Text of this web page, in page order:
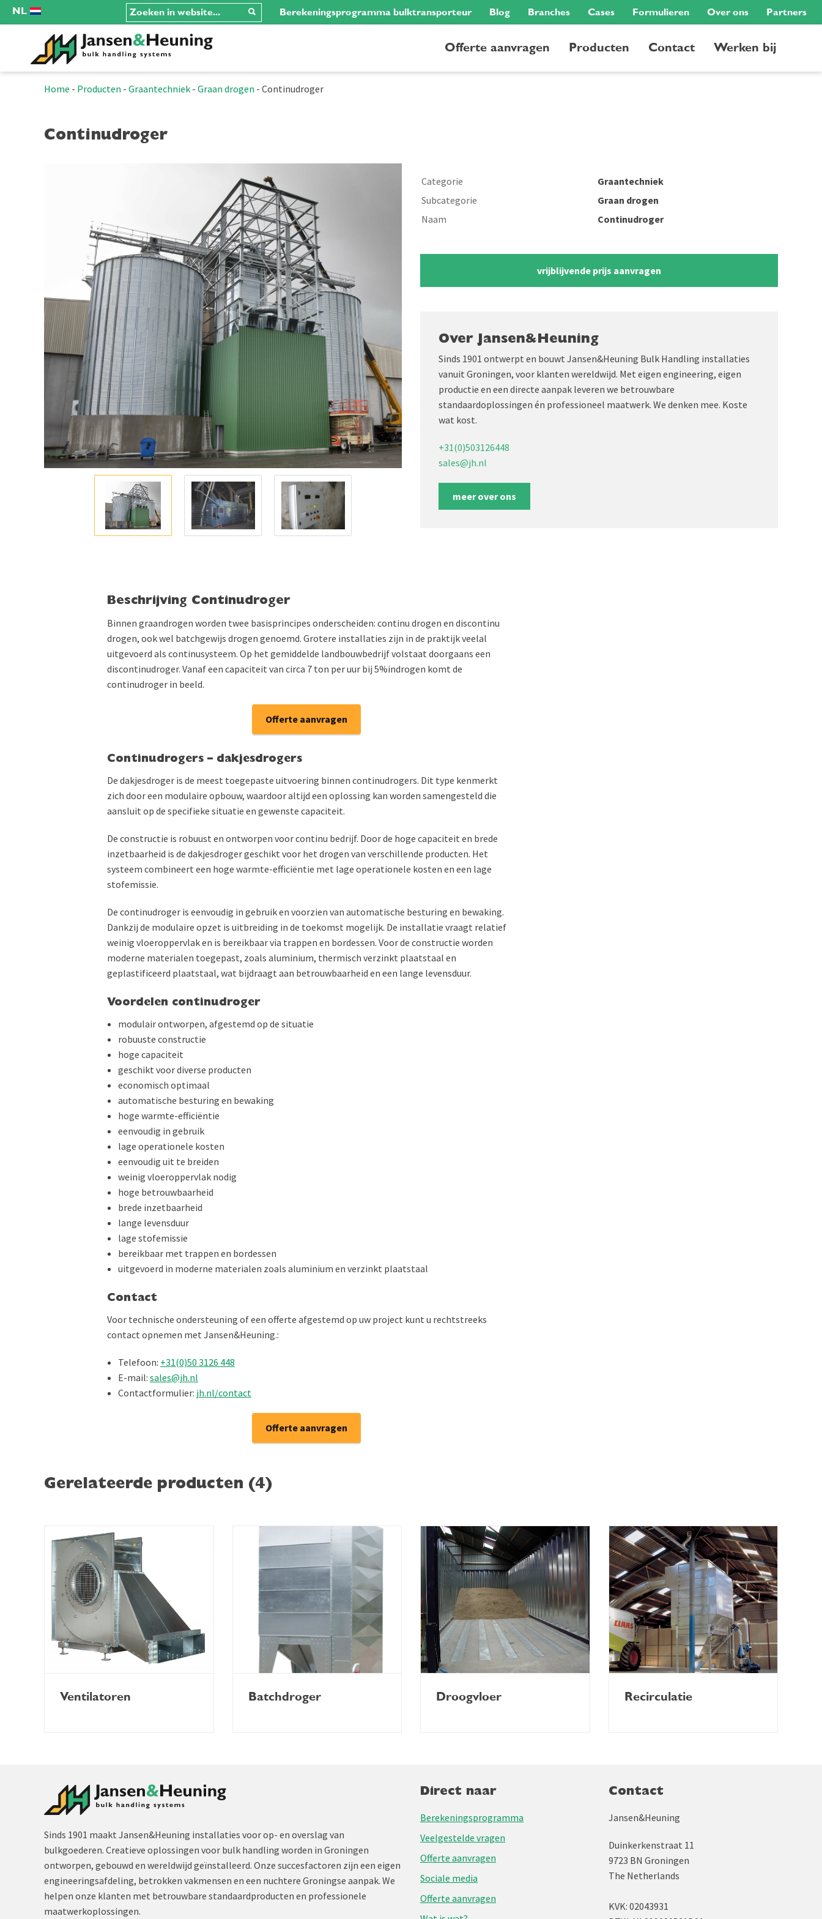
NL Berekeningsprogramma bulktransporteur Blog Branches Cases Formulieren Over ons Partners
Offerte aanvragen Producten Contact Werken bij
Home - Producten - Graantechniek - Graan drogen - Continudroger
Continudroger
Categorie
Graantechniek
Subcategorie
Graan drogen
Naam
Continudroger
vrijblijvende prijs aanvragen
Over Jansen&Heuning
Sinds 1901 ontwerpt en bouwt Jansen&Heuning Bulk Handling installaties
vanuit Groningen, voor klanten wereldwijd. Met eigen engineering, eigen
productie en een directe aanpak leveren we betrouwbare
standaardoplossingen én professioneel maatwerk. We denken mee. Koste
wat kost.
+31(0)503126448
sales@jh.nl
meer over ons
Beschrijving Continudroger
Binnen graandrogen worden twee basisprincipes onderscheiden: continu drogen en discontinu
drogen, ook wel batchgewijs drogen genoemd. Grotere installaties zijn in de praktijk veelal
uitgevoerd als continusysteem. Op het gemiddelde landbouwbedrijf volstaat doorgaans een
discontinudroger. Vanaf een capaciteit van circa 7 ton per uur bij 5%indrogen komt de
continudroger in beeld.
Offerte aanvragen
Continudrogers – dakjesdrogers
De dakjesdroger is de meest toegepaste uitvoering binnen continudrogers. Dit type kenmerkt
zich door een modulaire opbouw, waardoor altijd een oplossing kan worden samengesteld die
aansluit op de specifieke situatie en gewenste capaciteit.
De constructie is robuust en ontworpen voor continu bedrijf. Door de hoge capaciteit en brede
inzetbaarheid is de dakjesdroger geschikt voor het drogen van verschillende producten. Het
systeem combineert een hoge warmte-efficiëntie met lage operationele kosten en een lage
stofemissie.
De continudroger is eenvoudig in gebruik en voorzien van automatische besturing en bewaking.
Dankzij de modulaire opzet is uitbreiding in de toekomst mogelijk. De installatie vraagt relatief
weinig vloeroppervlak en is bereikbaar via trappen en bordessen. Voor de constructie worden
moderne materialen toegepast, zoals aluminium, thermisch verzinkt plaatstaal en
geplastificeerd plaatstaal, wat bijdraagt aan betrouwbaarheid en een lange levensduur.
Voordelen continudroger
modulair ontworpen, afgestemd op de situatie
robuuste constructie
hoge capaciteit
geschikt voor diverse producten
economisch optimaal
automatische besturing en bewaking
hoge warmte-efficiëntie
eenvoudig in gebruik
lage operationele kosten
eenvoudig uit te breiden
weinig vloeroppervlak nodig
hoge betrouwbaarheid
brede inzetbaarheid
lange levensduur
lage stofemissie
bereikbaar met trappen en bordessen
uitgevoerd in moderne materialen zoals aluminium en verzinkt plaatstaal
Contact
Voor technische ondersteuning of een offerte afgestemd op uw project kunt u rechtstreeks
contact opnemen met Jansen&Heuning.:
Telefoon: +31(0)50 3126 448
E-mail: sales@jh.nl
Contactformulier: jh.nl/contact
Offerte aanvragen
Gerelateerde producten (4)
Ventilatoren Batchdroger Droogvloer Recirculatie
Sinds 1901 maakt Jansen&Heuning installaties voor op- en overslag van
bulkgoederen. Creatieve oplossingen voor bulk handling worden in Groningen
ontworpen, gebouwd en wereldwijd geïnstalleerd. Onze succesfactoren zijn een eigen
engineeringsafdeling, betrokken vakmensen en een nuchtere Groningse aanpak. We
helpen onze klanten met betrouwbare standaardproducten en professionele
maatwerkoplossingen.
Direct naar
Berekeningsprogramma
Veelgestelde vragen
Offerte aanvragen
Sociale media
Offerte aanvragen
Contact
Jansen&Heuning
Duinkerkenstraat 11
9723 BN Groningen
The Netherlands
KVK: 02043931